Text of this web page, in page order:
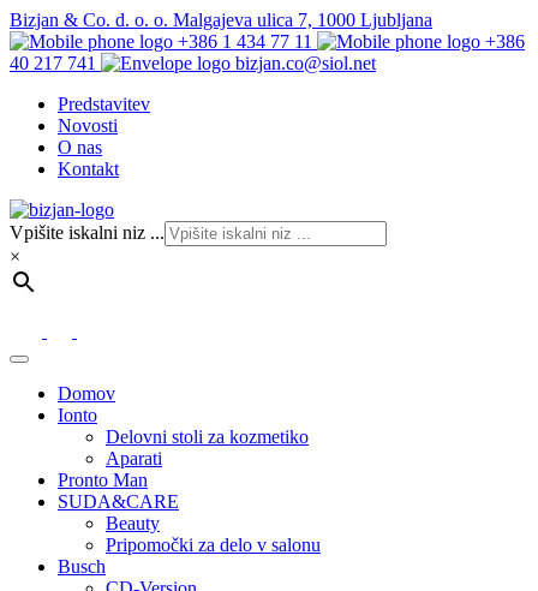
Bizjan & Co. d. o. o. Malgajeva ulica 7, 1000 Ljubljana
+386 1 434 77 11
+386
40 217 741
bizjan.co@siol.net
Predstavitev
Novosti
O nas
Kontakt
Vpišite iskalni niz ...
×
Domov
Ionto
Delovni stoli za kozmetiko
Aparati
Pronto Man
SUDA&CARE
Beauty
Pripomočki za delo v salonu
Busch